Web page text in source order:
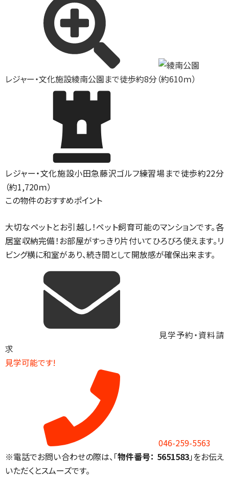
レジャー・文化施設綾南公園まで徒歩約8分（約610ｍ）
レジャー・文化施設小田急藤沢ゴルフ練習場まで徒歩約22分
（約1,720ｍ）
この物件のおすすめポイント
大切なペットとお引越し！ペット飼育可能のマンションです。各
居室収納完備！お部屋がすっきり片付いてひろびろ使えます。リ
ビング横に和室があり、続き間として開放感が確保出来ます。
見学予約・資料請
求
見学可能です!
046-259-5563
※電話でお問い合わせの際は、「物件番号： 5651583」をお伝え
いただくとスムーズです。